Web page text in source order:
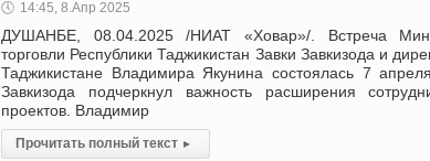
🕔 14:45, 8.Апр 2025
ДУШАНБЕ, 08.04.2025 /НИАТ «Ховар»/. Встреча
торговли Республики Таджикистан Завки Завкизода и
Таджикистане Владимира Якунина состоялась 7
Завкизода подчеркнул важность расширения
проектов. Владимир
Прочитать полный текст ▸